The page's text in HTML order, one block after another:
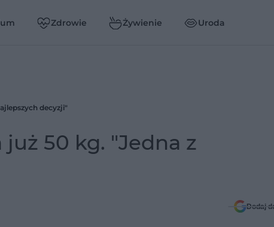
Zdrowie Żywienie Uroda
decyzji"
50 kg. "Jedna z
Dodaj